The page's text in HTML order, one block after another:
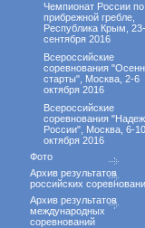
Чемпионат России по
прибрежной гребле,
Республика Крым,
сентября 2016
Всероссийские
соревнования
старты", Москва, 2-6
октября 2016
Всероссийские
соревнования
России", Москва, 6-10
октября 2016
Фото
Архив результатов
российских
Архив результатов
международных
соревнований